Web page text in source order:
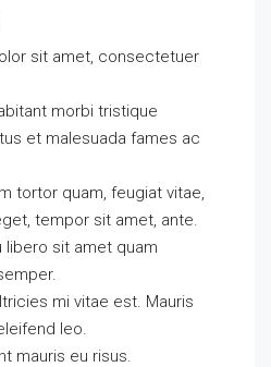
sit amet, consectetuer
morbi tristique
et malesuada fames ac
tortor quam, feugiat vitae,
tempor sit amet, ante.
libero sit amet quam
mi vitae est. Mauris
leo.
mauris eu risus.